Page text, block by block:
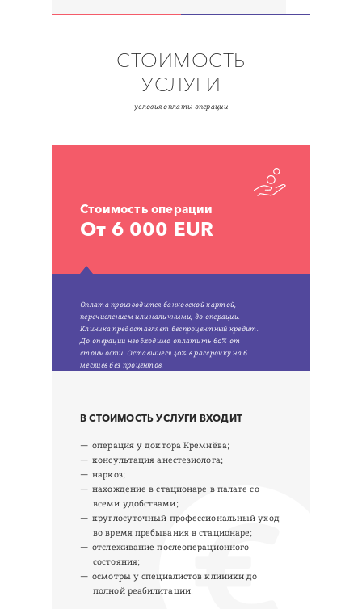
СТОИМОСТЬ
УСЛУГИ
условия оплаты операции
Стоимость операции
От 6 000 EUR
Оплата производится банковской картой,
перечислением или наличными, до операции.
Клиника предоставляет беспроцентный кредит.
До операции необходимо оплатить 60% от
стоимости. Оставшиеся 40% в рассрочку на 6
месяцев без процентов.
В СТОИМОСТЬ УСЛУГИ ВХОДИТ
операция у доктора Кремнёва;
консультация анестезиолога;
наркоз;
нахождение в стационаре в палате со
всеми удобствами;
круглосуточный профессиональный уход
во время пребывания в стационаре;
отслеживание послеоперационного
состояния;
осмотры у специалистов клиники до
полной реабилитации.